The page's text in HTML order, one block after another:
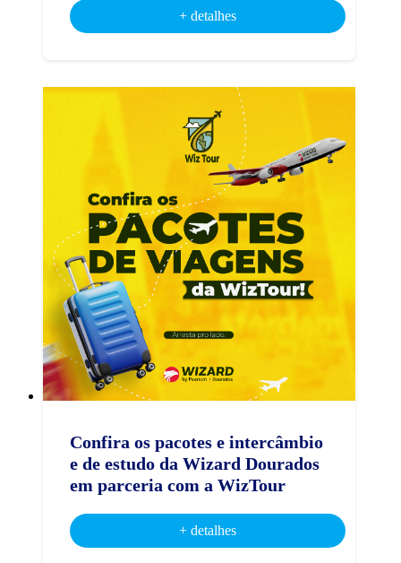
+ detalhes
Confira os pacotes e intercâmbio
e de estudo da Wizard Dourados
em parceria com a WizTour
+ detalhes